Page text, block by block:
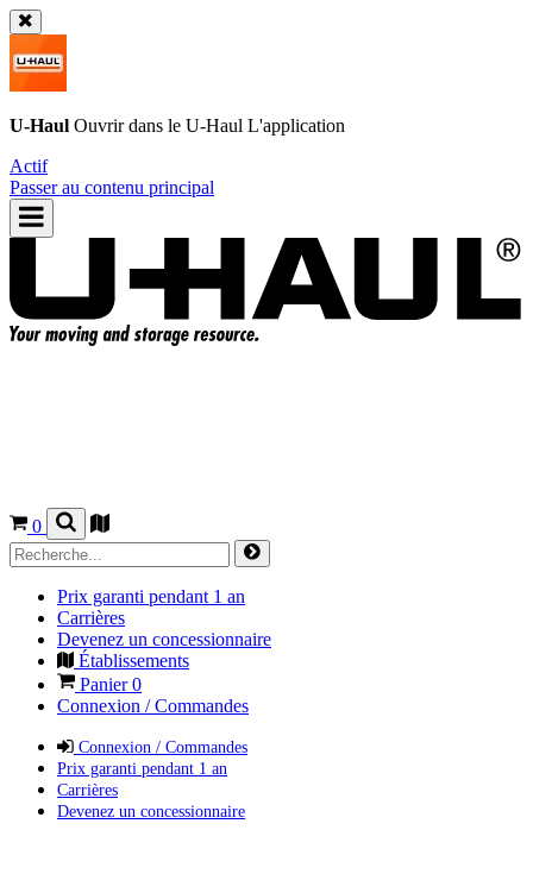
U-Haul Ouvrir dans le U-Haul L'application
Actif
Passer au contenu principal
0
Prix garanti pendant 1 an
Carrières
Devenez un concessionnaire
Établissements
Panier0
Connexion / Commandes
Connexion / Commandes
Prix garanti pendant 1 an
Carrières
Devenez un concessionnaire